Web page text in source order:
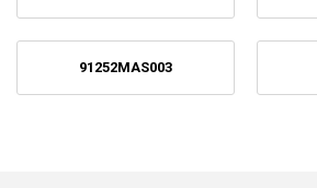
91252MAS003